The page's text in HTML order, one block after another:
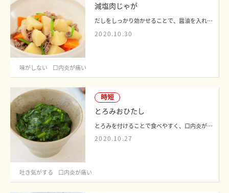
減塩肉じゃが
だしをしっかり効かせることで、醤油を入れなくてもおいしく仕上がります。口内炎が痛...
2020.10.30
味がしない 口内炎が痛い
時短
とろみおひたし
とろみを付けることで食べやすく、口内炎が痛むときや吐き気がするときにもおすすめで...
2020.10.27
吐き気がする 口内炎が痛い